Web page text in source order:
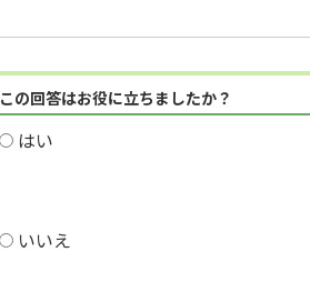
この回答はお役に立ちましたか？
はい
いいえ